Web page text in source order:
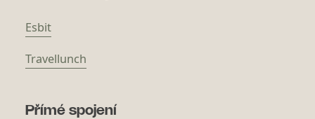
Esbit
Travellunch
Přímé spojení